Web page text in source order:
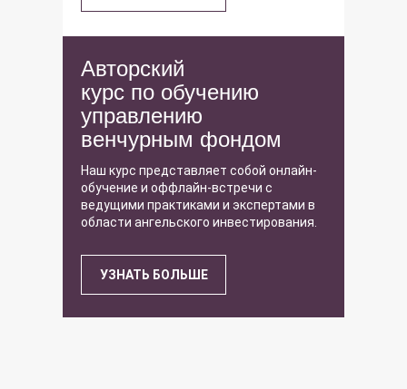
Наш курс представляет собой онлайн-
обучение и оффлайн-встречи с
ведущими практиками и экспертами в
области ангельского инвестирования.
Авторский
курс по обучению
управлению
венчурным фондом
УЗНАТЬ БОЛЬШЕ